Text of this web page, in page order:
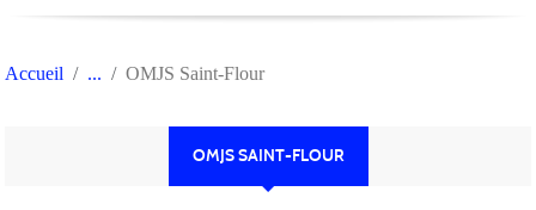
Accueil OMJS Saint-Flour
OMJS SAINT-FLOUR